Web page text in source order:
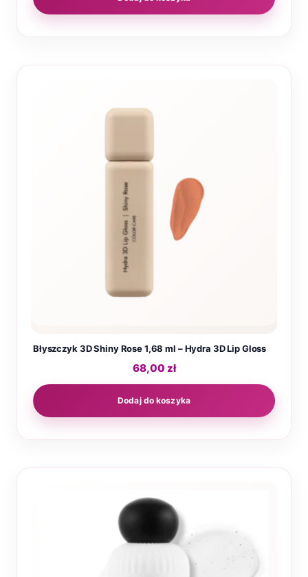
Błyszczyk 3D Shiny Rose 1,68 ml – Hydra 3D Lip Gloss
68,00 zł
Dodaj do koszyka